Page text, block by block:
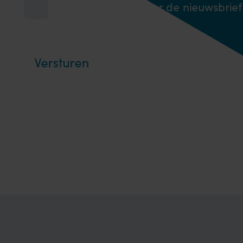
Ik schrijf me in voor de nieuwsbrief